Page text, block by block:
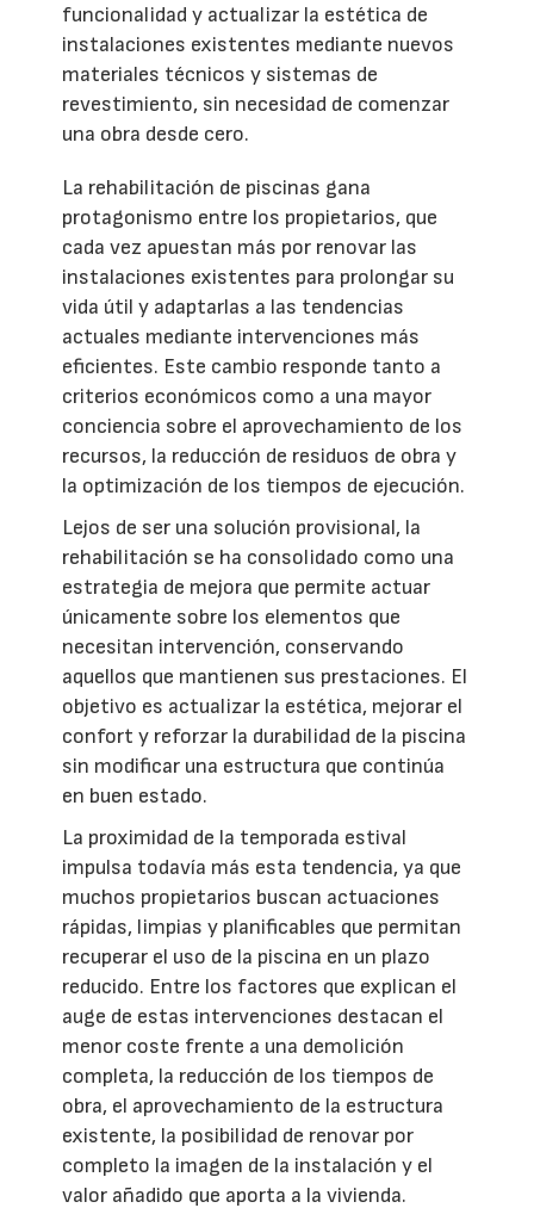
funcionalidad y actualizar la estética de
instalaciones existentes mediante nuevos
materiales técnicos y sistemas de
revestimiento, sin necesidad de comenzar
una obra desde cero.
La rehabilitación de piscinas gana
protagonismo entre los propietarios, que
cada vez apuestan más por renovar las
instalaciones existentes para prolongar su
vida útil y adaptarlas a las tendencias
actuales mediante intervenciones más
eficientes. Este cambio responde tanto a
criterios económicos como a una mayor
conciencia sobre el aprovechamiento de los
recursos, la reducción de residuos de obra y
la optimización de los tiempos de ejecución.
Lejos de ser una solución provisional, la
rehabilitación se ha consolidado como una
estrategia de mejora que permite actuar
únicamente sobre los elementos que
necesitan intervención, conservando
aquellos que mantienen sus prestaciones. El
objetivo es actualizar la estética, mejorar el
confort y reforzar la durabilidad de la piscina
sin modificar una estructura que continúa
en buen estado.
La proximidad de la temporada estival
impulsa todavía más esta tendencia, ya que
muchos propietarios buscan actuaciones
rápidas, limpias y planificables que permitan
recuperar el uso de la piscina en un plazo
reducido. Entre los factores que explican el
auge de estas intervenciones destacan el
menor coste frente a una demolición
completa, la reducción de los tiempos de
obra, el aprovechamiento de la estructura
existente, la posibilidad de renovar por
completo la imagen de la instalación y el
valor añadido que aporta a la vivienda.